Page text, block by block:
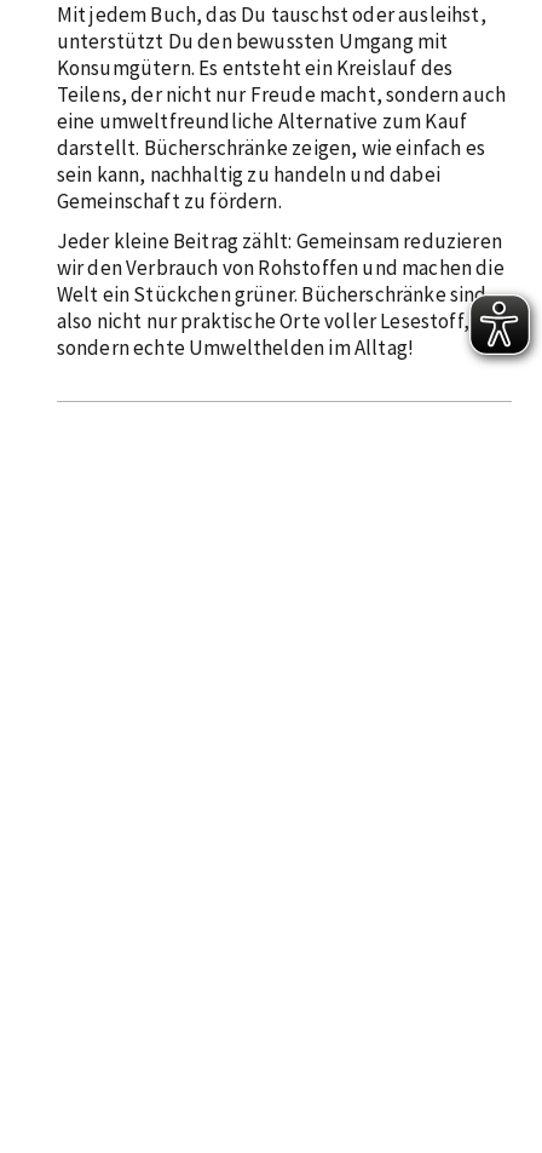
Mit jedem Buch, das Du tauschst oder ausleihst,
unterstützt Du den bewussten Umgang mit
Konsumgütern. Es entsteht ein Kreislauf des
Teilens, der nicht nur Freude macht, sondern auch
eine umweltfreundliche Alternative zum Kauf
darstellt. Bücherschränke zeigen, wie einfach es
sein kann, nachhaltig zu handeln und dabei
Gemeinschaft zu fördern.
Jeder kleine Beitrag zählt: Gemeinsam reduzieren
wir den Verbrauch von Rohstoffen und machen die
Welt ein Stückchen grüner. Bücherschränke sind
also nicht nur praktische Orte voller Lesestoff,
sondern echte Umwelthelden im Alltag!